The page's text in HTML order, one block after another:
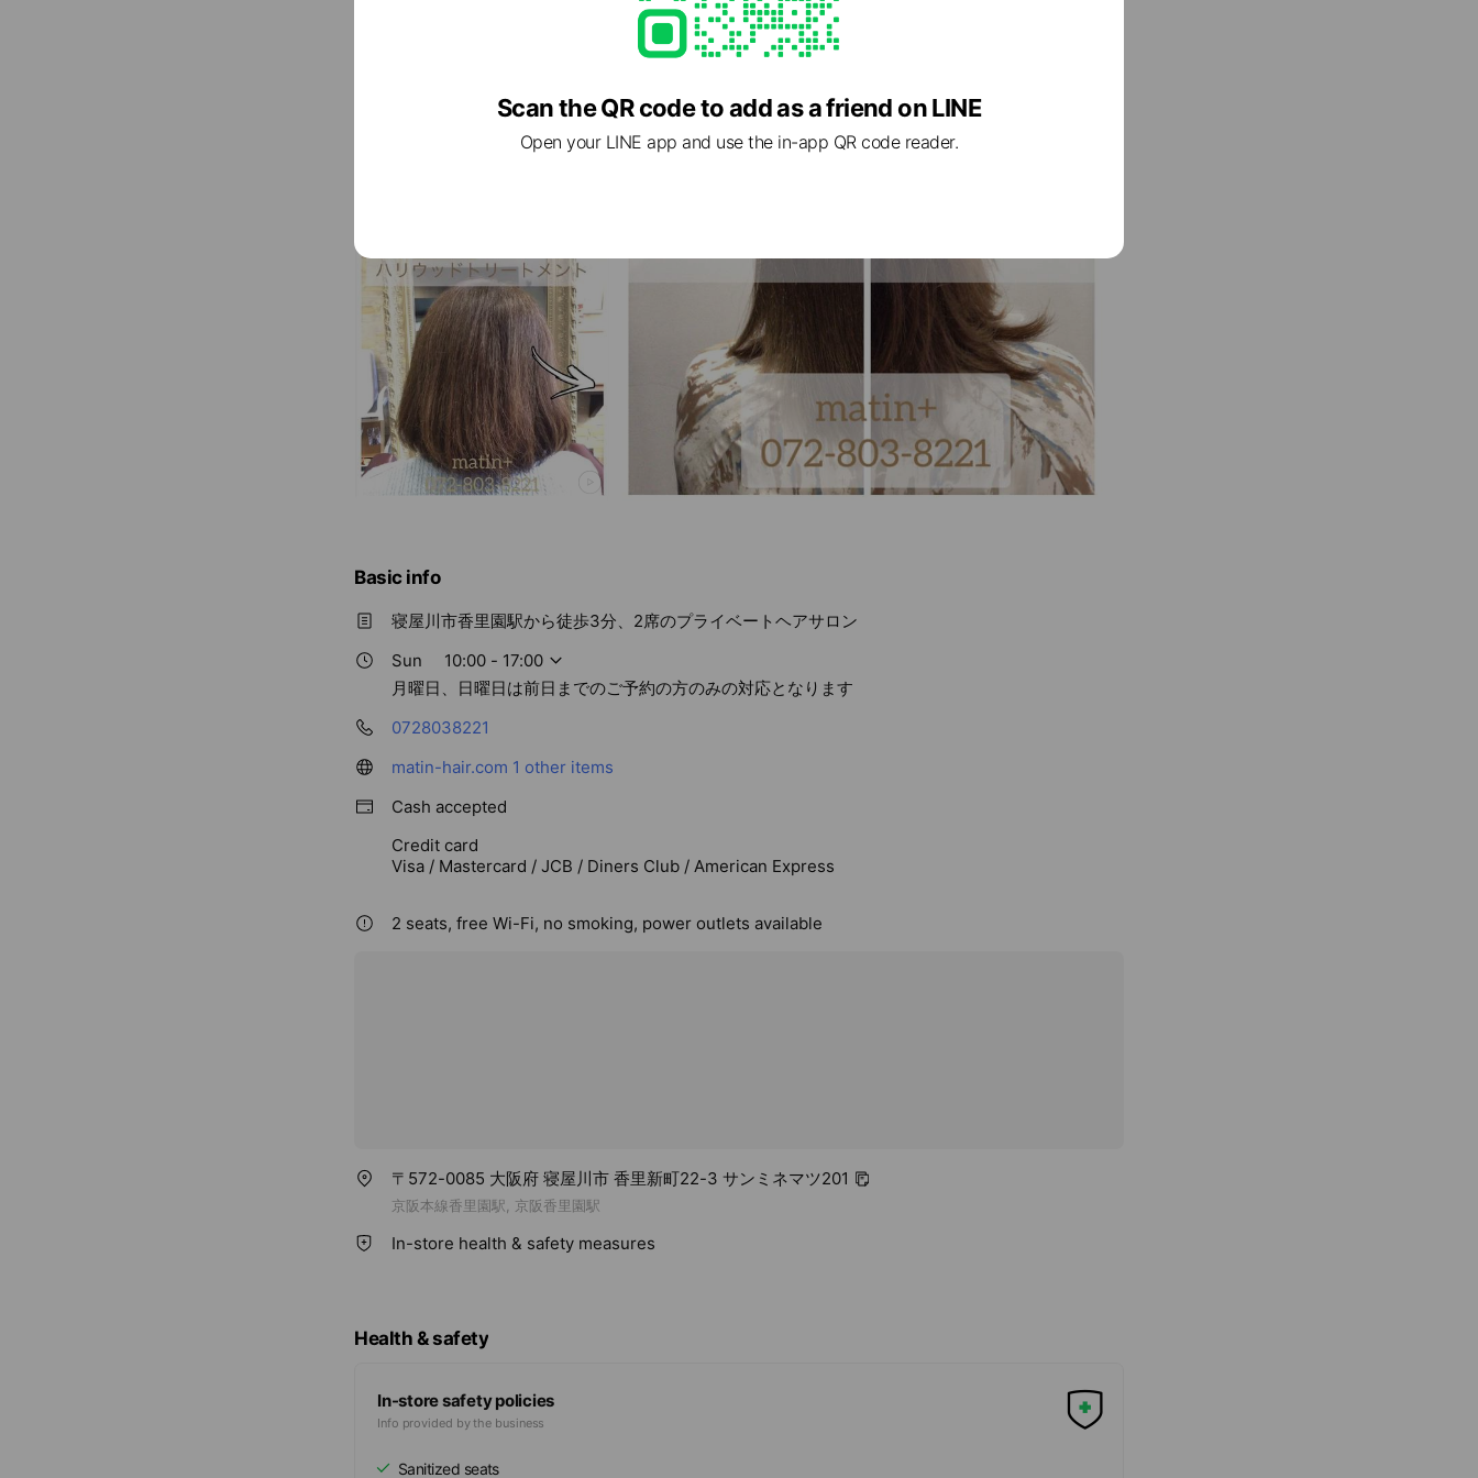
Basic info
寝屋川市香里園駅から徒歩3分、2席のプライベートヘアサロン
Sun
10:00 - 17:00
月曜日、日曜日は前日までのご予約の方のみの対応となります
0728038221
matin-hair.com 1 other items
Cash accepted
Credit card
Visa / Mastercard / JCB / Diners Club / American Express
2 seats, free Wi-Fi, no smoking, power outlets available
〒572-0085 大阪府 寝屋川市 香里新町22-3 サンミネマツ201
京阪本線香里園駅, 京阪香里園駅
In-store health & safety measures
Health & safety
In-store safety policies
Info provided by the business
Sanitized seats
Scan the QR code to add as a friend on LINE
Open your LINE app and use the in-app QR code reader.